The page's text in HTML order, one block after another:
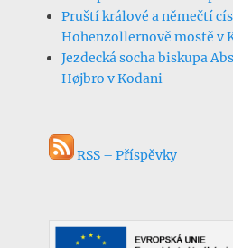
Pruští králové a němečtí
Hohenzollernově mostě v
Jezdecká socha biskupa
Højbro v Kodani
RSS – Příspěvky